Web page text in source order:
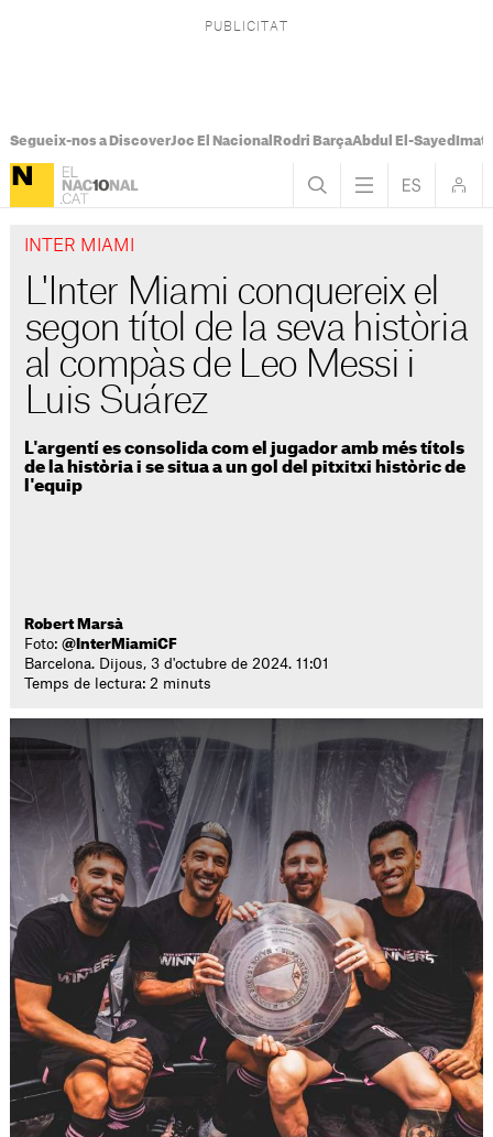
Segueix-nos a DiscoverJoc El Nacional Rodri BarçaAbdul El-Sayed
INTER MIAMI
L'Inter Miami conquereix el
segon títol de la seva història
al compàs de Leo Messi i
Luis Suárez
L'argentí es consolida com el jugador amb més títols
de la història i se situa a un gol del pitxitxi històric de
l'equip
Robert Marsà
Foto:@InterMiamiCF
Barcelona. Dijous, 3 d'octubre de 2024. 11:01
Temps de lectura: 2 minuts